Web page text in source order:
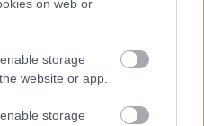
on web or
storage
website or app.
storage
amelynek minden köve
a tatai Angolkert